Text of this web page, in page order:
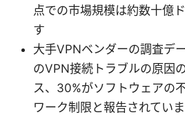
点での市場規模は約数十億
す
大手VPNベンダーの調査デ
のVPN接続トラブルの原因
ス、30%がソフトウェアの
ワーク制限と報告されてい